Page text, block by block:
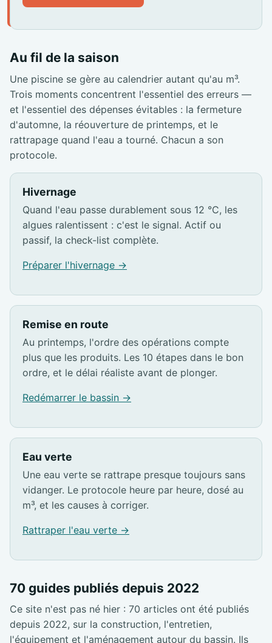
Au fil de la saison
Une piscine se gère au calendrier autant qu'au m³.
Trois moments concentrent l'essentiel des erreurs —
et l'essentiel des dépenses évitables : la fermeture
d'automne, la réouverture de printemps, et le
rattrapage quand l'eau a tourné. Chacun a son
protocole.
Hivernage
Quand l'eau passe durablement sous 12 °C, les
algues ralentissent : c'est le signal. Actif ou
passif, la check-list complète.
Préparer l'hivernage →
Remise en route
Au printemps, l'ordre des opérations compte
plus que les produits. Les 10 étapes dans le bon
ordre, et le délai réaliste avant de plonger.
Redémarrer le bassin →
Eau verte
Une eau verte se rattrape presque toujours sans
vidanger. Le protocole heure par heure, dosé au
m³, et les causes à corriger.
Rattraper l'eau verte →
70 guides publiés depuis 2022
Ce site n'est pas né hier : 70 articles ont été publiés
depuis 2022, sur la construction, l'entretien,
l'équipement et l'aménagement autour du bassin. Ils